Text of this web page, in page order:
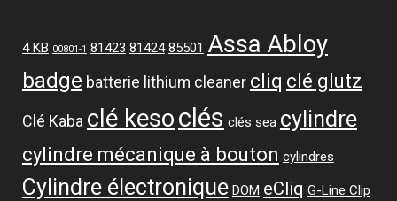
4 KB 00801-1 81423 81424 85501 Assa Abloy
badge batterie lithium cleaner cliq clé glutz
Clé Kaba clé kesoclés clés sea cylindre
cylindre mécanique à bouton cylindres
Cylindre électronique DOM eCliq G-Line Clip